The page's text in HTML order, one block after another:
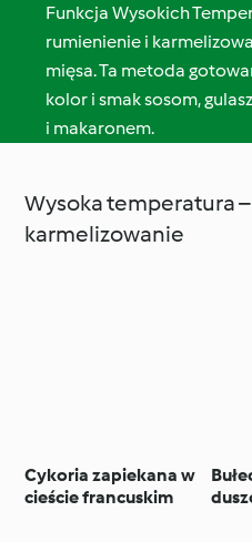
Funkcja Wysokich
rumienienie i
mięsa. Ta metoda
kolor i smak sosom,
i makaronem.
Wysoka ​temperatura
karmelizowanie
Cykoria zapiekana w
cieście francuskim